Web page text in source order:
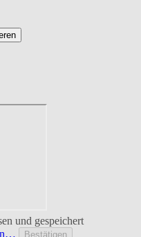
und gespeichert
Bestätigen